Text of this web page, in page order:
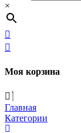
×
Моя корзина
Главная
Категории